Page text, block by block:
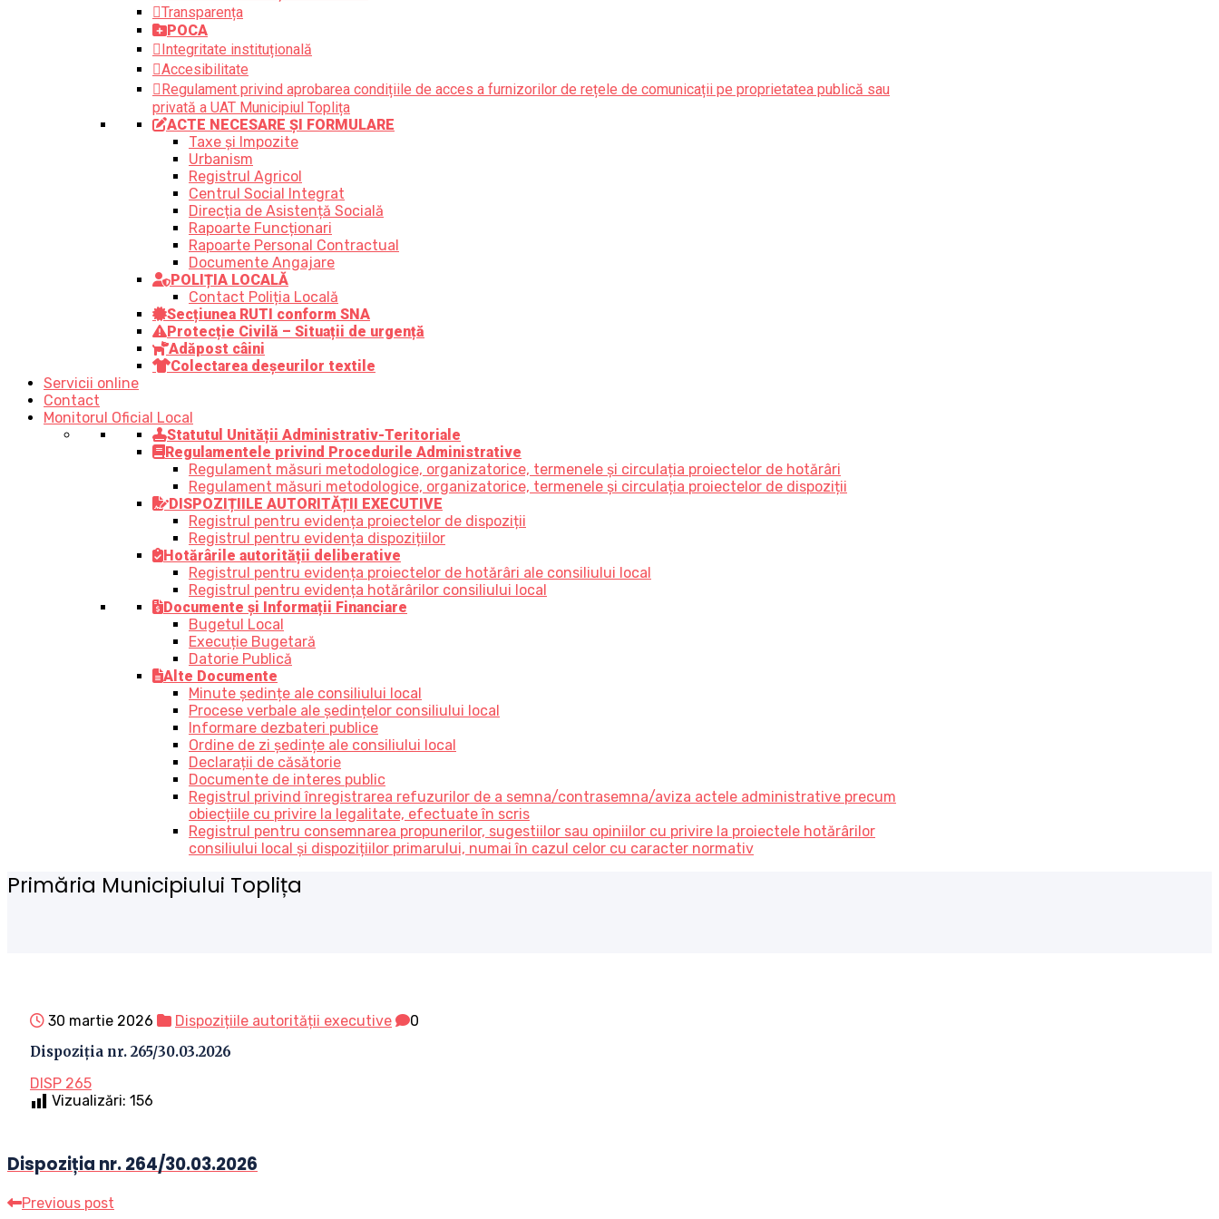
Transparența
POCA
Integritate instituțională
Accesibilitate
Regulament privind aprobarea condițiile de acces a furnizorilor de rețele de comunicații pe proprietatea publică sau
privată a UAT Municipiul Toplița
ACTE NECESARE ȘI FORMULARE
Taxe și Impozite
Urbanism
Registrul Agricol
Centrul Social Integrat
Direcția de Asistență Socială
Rapoarte Funcționari
Rapoarte Personal Contractual
Documente Angajare
POLIȚIA LOCALĂ
Contact Poliția Locală
Secțiunea RUTI conform SNA
Protecție Civilă – Situații de urgență
Adăpost câini
Colectarea deșeurilor textile
Servicii online
Contact
Monitorul Oficial Local
Statutul Unității Administrativ-Teritoriale
Regulamentele privind Procedurile Administrative
Regulament măsuri metodologice, organizatorice, termenele și circulația proiectelor de hotărâri
Regulament măsuri metodologice, organizatorice, termenele și circulația proiectelor de dispoziții
DISPOZIȚIILE AUTORITĂȚII EXECUTIVE
Registrul pentru evidența proiectelor de dispoziții
Registrul pentru evidența dispozițiilor
Hotărârile autorității deliberative
Registrul pentru evidența proiectelor de hotărâri ale consiliului local
Registrul pentru evidența hotărârilor consiliului local
Documente și Informații Financiare
Bugetul Local
Execuție Bugetară
Datorie Publică
Alte Documente
Minute ședințe ale consiliului local
Procese verbale ale ședințelor consiliului local
Informare dezbateri publice
Ordine de zi ședințe ale consiliului local
Declarații de căsătorie
Documente de interes public
Registrul privind înregistrarea refuzurilor de a semna/contrasemna/aviza actele administrative precum
obiecțiile cu privire la legalitate, efectuate în scris
Registrul pentru consemnarea propunerilor, sugestiilor sau opiniilor cu privire la proiectele hotărârilor
consiliului local și dispozițiilor primarului, numai în cazul celor cu caracter normativ
Primăria Municipiului Toplița
30 martie 2026 Dispozițiile autorității executive
0
Dispoziția nr. 265/30.03.2026
DISP 265
Vizualizări: 156
Dispoziția nr. 264/30.03.2026
Previous post